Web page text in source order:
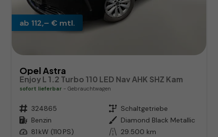
ab 112,– € mtl.
Opel Astra
Enjoy L 1.2 Turbo 110 LED Nav AHK SHZ Kam
sofort lieferbar Gebrauchtwagen
Fahrzeugnr. 324865 Getriebe Schaltgetriebe
Kraftstoff Benzin Außenfarbe Diamond Black Metallic
Leistung 81 kW (110 PS) Kilometerstand 29.500 km